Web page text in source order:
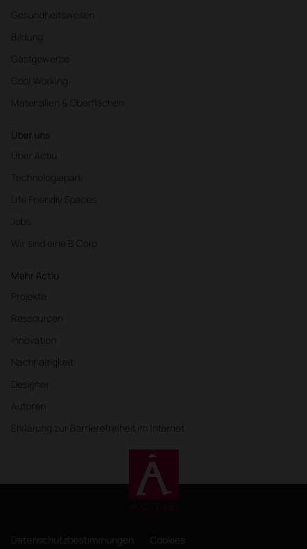
Gesundheitswesen
Bildung
Gastgewerbe
Cool Working
Materialien & Oberflächen
Über uns
Über Actiu
Technologiepark
Life Friendly Spaces
Jobs
Wir sind eine B Corp
Mehr Actiu
Projekte
Ressourcen
Innovation
Nachhaltigkeit
Designer
Autoren
Erklärung zur Barrierefreiheit im Internet
Datenschutzbestimmungen Cookies